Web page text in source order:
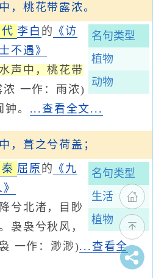
，桃花带露浓。
名句类型
植物
动物
李白 的 《访
不遇》
声中，桃花带
浓 一作：雨浓)
。 ...查看全文...
，葺之兮荷盖；
名句类型
生活
植物
屈原 的 《九
北渚，目眇
袅袅兮秋风，
一作：渺渺)...查看全